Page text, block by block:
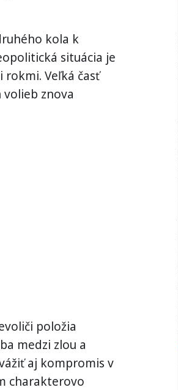
kola k
situácia je
rokmi. Veľká časť
znova
položia
medzi zlou a
aj kompromis v
charakterovo